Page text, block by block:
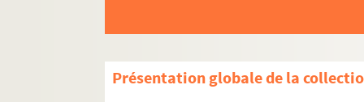
Présentation globale de la
POR_Boîte 61_Pochette 01. Willaerts,